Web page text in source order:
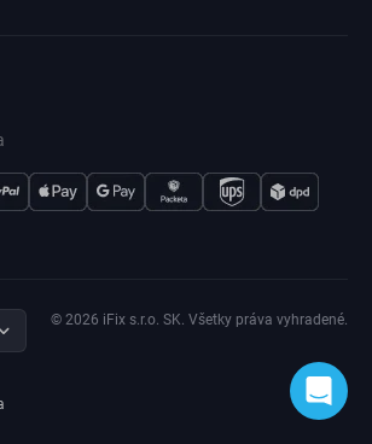
© 2026 iFix s.r.o. SK. Všetky práva vyhradené.